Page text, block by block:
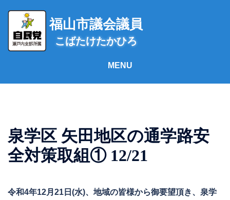
ス
福山市議会議員
こばたけたかひろ
泉学区 矢田地区の通学路安
全対策取組① 12/21
令和4年12月21日(水)、地域の皆様から御要望頂き、泉学